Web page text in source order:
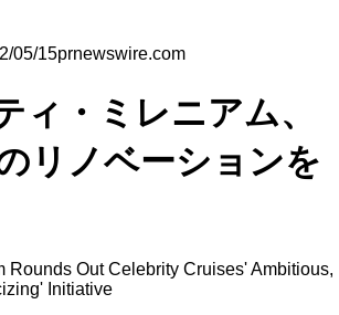
05/15prnewswire.com
ィ・ミレニアム、
リノベーションを
Rounds Out Celebrity Cruises' Ambitious,
Initiative